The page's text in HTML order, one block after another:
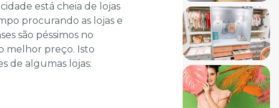
está cheia de lojas
procurando as lojas e
são péssimos no
melhor preço. Isto
de algumas lojas: